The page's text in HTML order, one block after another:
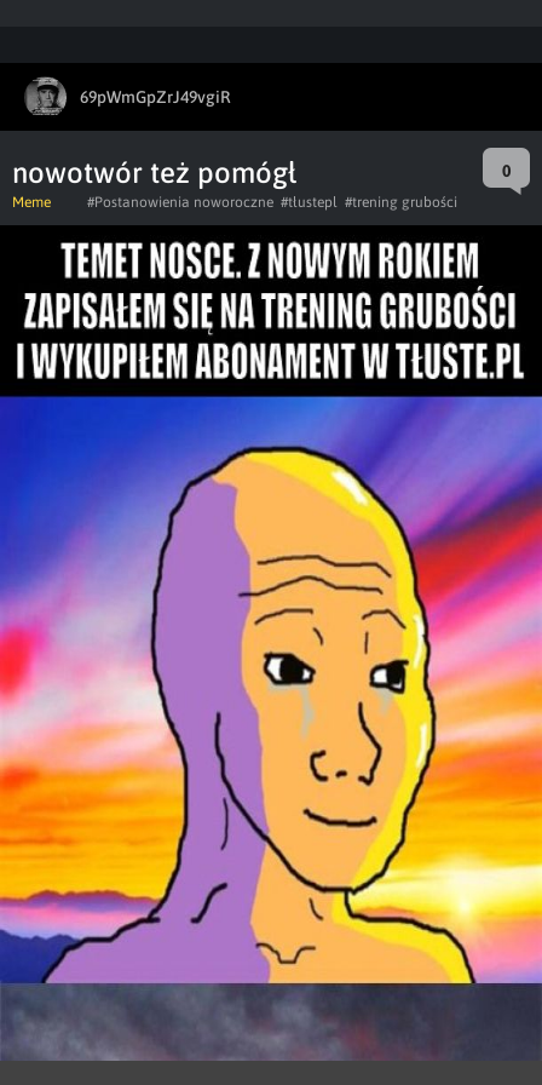
69pWmGpZrJ49vgiR
nowotwór też pomógł 0
Meme #Postanowienia noworoczne #tłustepl #trening grubości